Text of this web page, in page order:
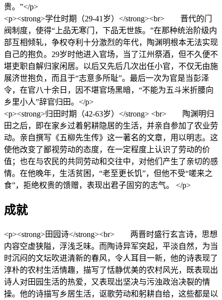
贵。”</p>
<p><strong>学仕时期（29-41岁）</strong><br> 晋代的门
阀制度，使得“上品无寒门，下品无世族。”在那种统治阶级内
部互相倾轧，争权夺利十分激烈的年代，陶渊明根本无法实现
自己的抱负。29岁时他进入官场，当了江州祭酒，但不久便不
堪吏职自解归家闲居。以后又先后几次出任小官，不仅无由施
展济世抱负，而且于“志意多所耻”。最后一次为官是当彭泽
令，在官八十余日，因不堪官场黑暗，“不能为五斗米折腰向
乡里小人”辞官归田。</p>
<p><strong>归田时期（42-63岁）</strong> <br> 陶渊明归
田之后，即在家乡过着躬耕隐居的生活，并亲自参加了农业劳
动。亲自撰写《五柳先生传》这一著名的文章，用以明志。这
使他改变了鄙视劳动的态度，在一定程度上认识了劳动的价
值；也在与农民的共同劳动和交往中，对他们产生了亲切的感
情。在他晚年，生活贫困，“老至更长饥”，但他不受“嗟来之
食”，拒绝权贵的馈赠，表现出君子固穷的志气。 </p>
成就
<p><strong>田园诗</strong><br> 两晋时盛行玄言诗，思想
内容空虚狭隘，浮浅乏味。而陶诗异军突起，平淡自然，为当
时沉闷的文坛吹进清新的春风，令人耳目一新，他的诗表现了
淳朴的农村生活情趣，描写了恬静优美的农村风光，既表现出
诗人对田园生活的热爱，又表现出坚决与污浊政治决裂的情
操。他的诗描写乡居生活，讴歌劳动和躬耕自给，这些都是以